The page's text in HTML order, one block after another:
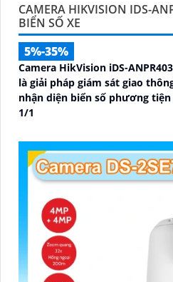
CAMERA HIKVISION IDS-
BIỂN SỐ XE
5%-35%
Camera HikVision iDS-
là giải pháp giám sát giao
nhận diện biển số phương
1/1